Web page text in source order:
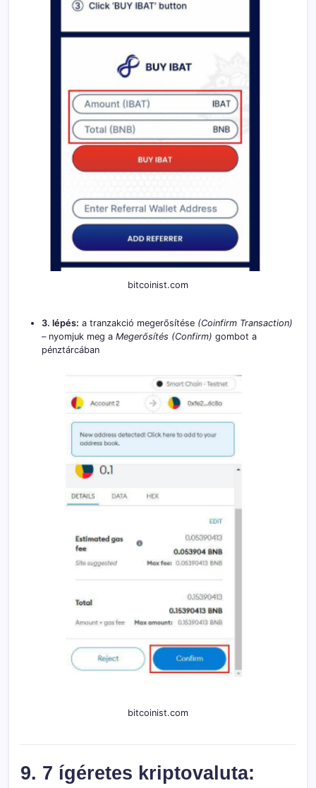
bitcoinist.com
3. lépés: a tranzakció megerősítése (Coinfirm Transaction)
– nyomjuk meg a Megerősítés (Confirm) gombot a
pénztárcában
bitcoinist.com
9. 7 ígéretes kriptovaluta: